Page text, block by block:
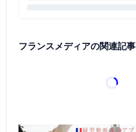
フランスメディアの関連記事